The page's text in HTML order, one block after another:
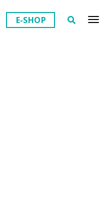
E-SHOP